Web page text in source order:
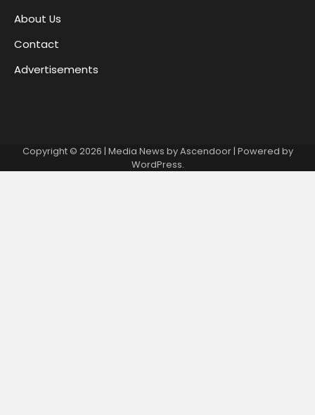
About Us
Contact
Advertisements
Copyright © 2026 | Media News byAscendoor| Powered by
WordPress.